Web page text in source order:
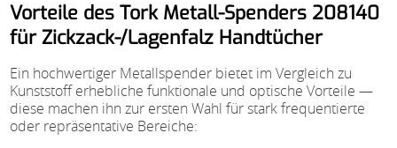
Vorteile des Tork Metall-Spenders 208140
für Zickzack-/Lagenfalz Handtücher
Ein hochwertiger Metallspender bietet im Vergleich zu
Kunststoff erhebliche funktionale und optische Vorteile —
diese machen ihn zur ersten Wahl für stark frequentierte
oder repräsentative Bereiche: